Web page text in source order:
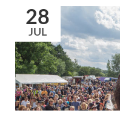
Aufmarsch
am
in
Hamburg!
28
JUL